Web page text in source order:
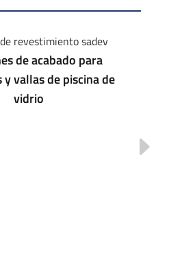
de acabado para
vallas de piscina de
vidrio
BAU